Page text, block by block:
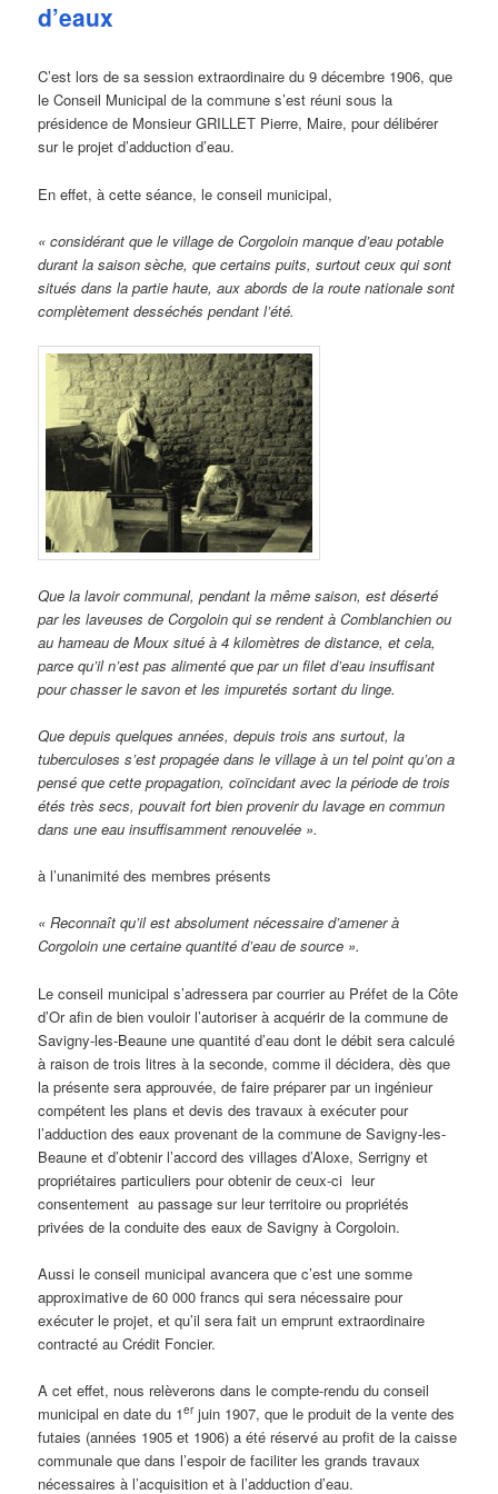
d’eaux
C’est lors de sa session extraordinaire du 9 décembre 1906, que
le Conseil Municipal de la commune s’est réuni sous la
présidence de Monsieur GRILLET Pierre, Maire, pour délibérer
sur le projet d’adduction d’eau.
En effet, à cette séance, le conseil municipal,
« considérant que le village de Corgoloin manque d’eau potable
durant la saison sèche, que certains puits, surtout ceux qui sont
situés dans la partie haute, aux abords de la route nationale sont
complètement desséchés pendant l’été.
Que la lavoir communal, pendant la même saison, est déserté
par les laveuses de Corgoloin qui se rendent à Comblanchien ou
au hameau de Moux situé à 4 kilomètres de distance, et cela,
parce qu’il n’est pas alimenté que par un filet d’eau insuffisant
pour chasser le savon et les impuretés sortant du linge.
Que depuis quelques années, depuis trois ans surtout, la
tuberculoses s’est propagée dans le village à un tel point qu’on a
pensé que cette propagation, coïncidant avec la période de trois
étés très secs, pouvait fort bien provenir du lavage en commun
dans une eau insuffisamment renouvelée ».
à l’unanimité des membres présents
« Reconnaît qu’il est absolument nécessaire d’amener à
Corgoloin une certaine quantité d’eau de source ».
Le conseil municipal s’adressera par courrier au Préfet de la Côte
d’Or afin de bien vouloir l’autoriser à acquérir de la commune de
Savigny-les-Beaune une quantité d’eau dont le débit sera calculé
à raison de trois litres à la seconde, comme il décidera, dès que
la présente sera approuvée, de faire préparer par un ingénieur
compétent les plans et devis des travaux à exécuter pour
l’adduction des eaux provenant de la commune de Savigny-les-
Beaune et d’obtenir l’accord des villages d’Aloxe, Serrigny et
propriétaires particuliers pour obtenir de ceux-ci leur
consentement au passage sur leur territoire ou propriétés
privées de la conduite des eaux de Savigny à Corgoloin.
Aussi le conseil municipal avancera que c’est une somme
approximative de 60 000 francs qui sera nécessaire pour
exécuter le projet, et qu’il sera fait un emprunt extraordinaire
contracté au Crédit Foncier.
A cet effet, nous relèverons dans le compte-rendu du conseil
municipal en date du 1erjuin 1907, que le produit de la vente des
futaies (années 1905 et 1906) a été réservé au profit de la caisse
communale que dans l’espoir de faciliter les grands travaux
nécessaires à l’acquisition et à l’adduction d’eau.